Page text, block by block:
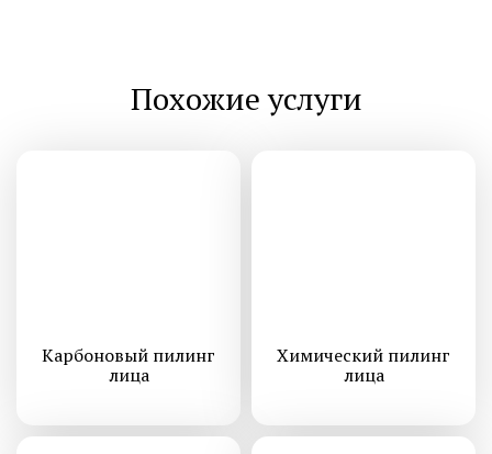
Похожие услуги
Карбоновый пилинг
лица
Химический пилинг
лица